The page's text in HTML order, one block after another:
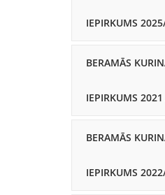
IEPIRKUMS
BERAMĀS
IEPIRKUMS
BERAMĀS
IEPIRKUMS